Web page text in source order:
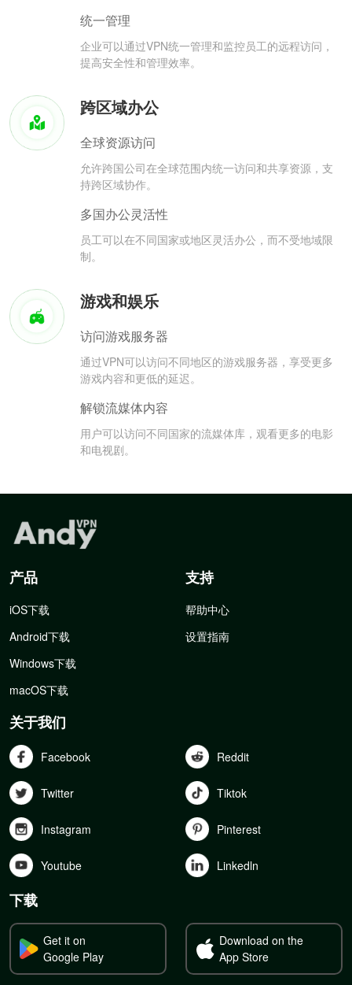
统一管理
企业可以通过VPN统一管理和监控员工的远程访问，
提高安全性和管理效率。
跨区域办公
全球资源访问
允许跨国公司在全球范围内统一访问和共享资源，支
持跨区域协作。
多国办公灵活性
员工可以在不同国家或地区灵活办公，而不受地域限
制。
游戏和娱乐
访问游戏服务器
通过VPN可以访问不同地区的游戏服务器，享受更多
游戏内容和更低的延迟。
解锁流媒体内容
用户可以访问不同国家的流媒体库，观看更多的电影
和电视剧。
产品
iOS下载
Android下载
Windows下载
macOS下载
支持
帮助中心
设置指南
关于我们
Facebook Reddit
Twitter Tiktok
Instagram Pinterest
Youtube Linkedln
下载
Get it on
Google Play
Download on the
App Store